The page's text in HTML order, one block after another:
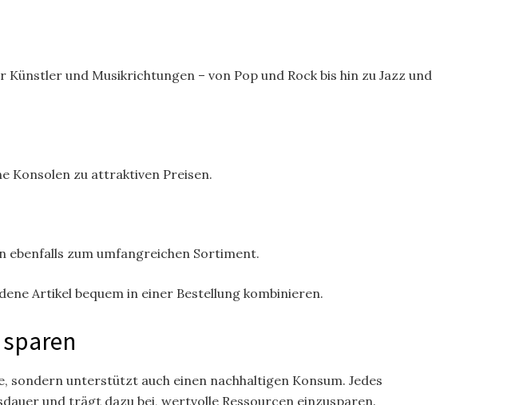
und Musikrichtungen – von Pop und Rock bis hin zu Jazz und
Konsolen zu attraktiven Preisen.
ebenfalls zum umfangreichen Sortiment.
Artikel bequem in einer Bestellung kombinieren.
unterstützt auch einen nachhaltigen Konsum. Jedes
und trägt dazu bei, wertvolle Ressourcen einzusparen.